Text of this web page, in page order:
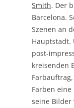
Smith. Der
Barcelona.
Szenen an
Hauptstadt.
post-
kreisenden
Farben
seine Bilder